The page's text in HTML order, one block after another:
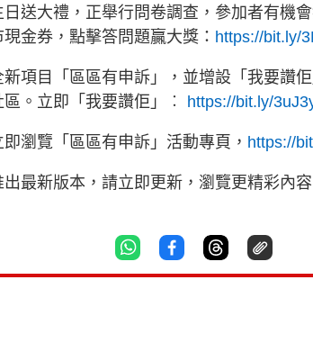
日送大禮，正舉行問卷調查，參加者有機
金券，點擊答問題贏大獎： https://bit.ly/
新項目「區區有申訴」，並增設「我要讚
。立即「我要讚佢」︰ https://bit.ly/
瀏覽「區區有申訴」活動專頁， https://
出最新版本，請立即更新，瀏覽更精彩內容